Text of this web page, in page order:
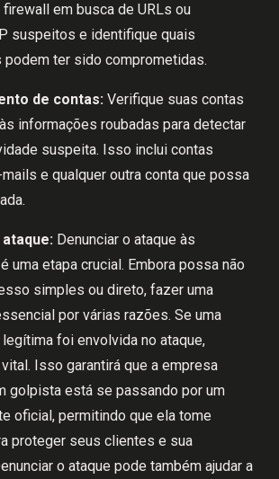
em busca de URLs ou
suspeitos e identifique quais
podem ter sido comprometidas.
de contas: Verifique suas contas
informações roubadas para detectar
suspeita. Isso inclui contas
e qualquer outra conta que possa
Denunciar o ataque às
uma etapa crucial. Embora possa não
simples ou direto, fazer uma
por várias razões. Se uma
foi envolvida no ataque,
Isso garantirá que a empresa
golpista está se passando por um
oficial, permitindo que ela tome
proteger seus clientes e sua
o ataque pode também ajudar a